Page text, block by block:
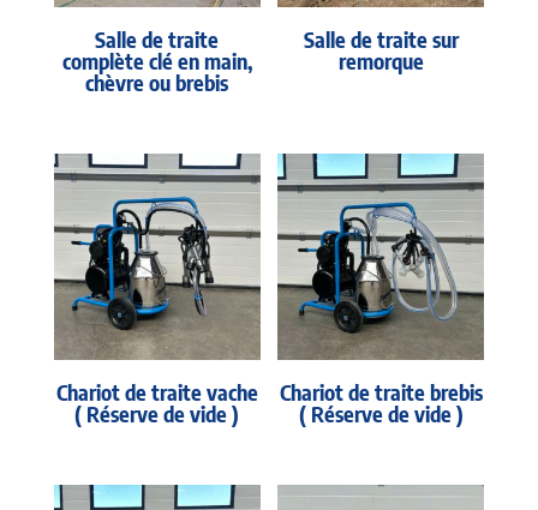
Salle de traite
complète clé en main,
chèvre ou brebis
Salle de traite sur
remorque
Chariot de traite vache
( Réserve de vide )
Chariot de traite brebis
( Réserve de vide )